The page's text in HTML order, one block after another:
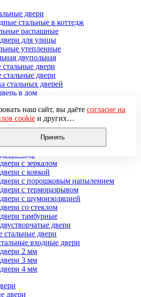
двери
стальные в коттедж
распашные
для улицы
утепленные
двупольная
двери
стальные двери
стальных дверей
в дом
двери
двери в квартиру
в подъезд
внутреннего открывания
массив
с зеркалом
с ковкой
с порошковым напылением
с терморазрывом
с шумоизоляцией
со стеклом
тамбурные
двери
стальные двери
входные двери
2 мм
3 мм
4 мм
двери
наш сайт, вы даёте согласие на
cookieи других
(включая IP-адрес, сведения о
действиях на сайте и т. п.)
сайта, проведения
аналитики (например,
соответствии с нашей
данных.
чтобы ваши данные обрабатывались,
в браузере или покиньте сайт.
Принять